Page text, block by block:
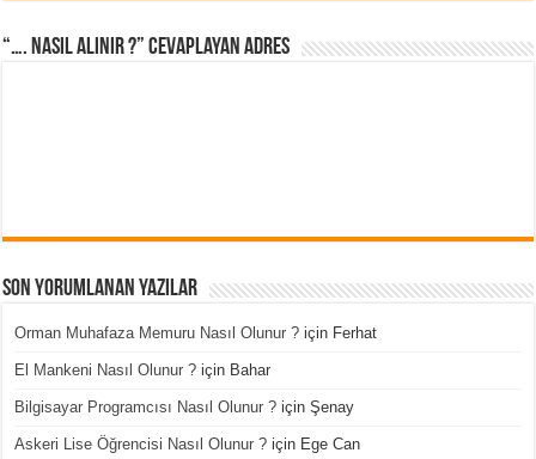
“…. Nasıl Alınır ?” cevaplayan adres
Son Yorumlanan Yazılar
Orman Muhafaza Memuru Nasıl Olunur ? için Ferhat
El Mankeni Nasıl Olunur ? için Bahar
Bilgisayar Programcısı Nasıl Olunur ? içinŞenay
Askeri Lise Öğrencisi Nasıl Olunur ? için Ege Can